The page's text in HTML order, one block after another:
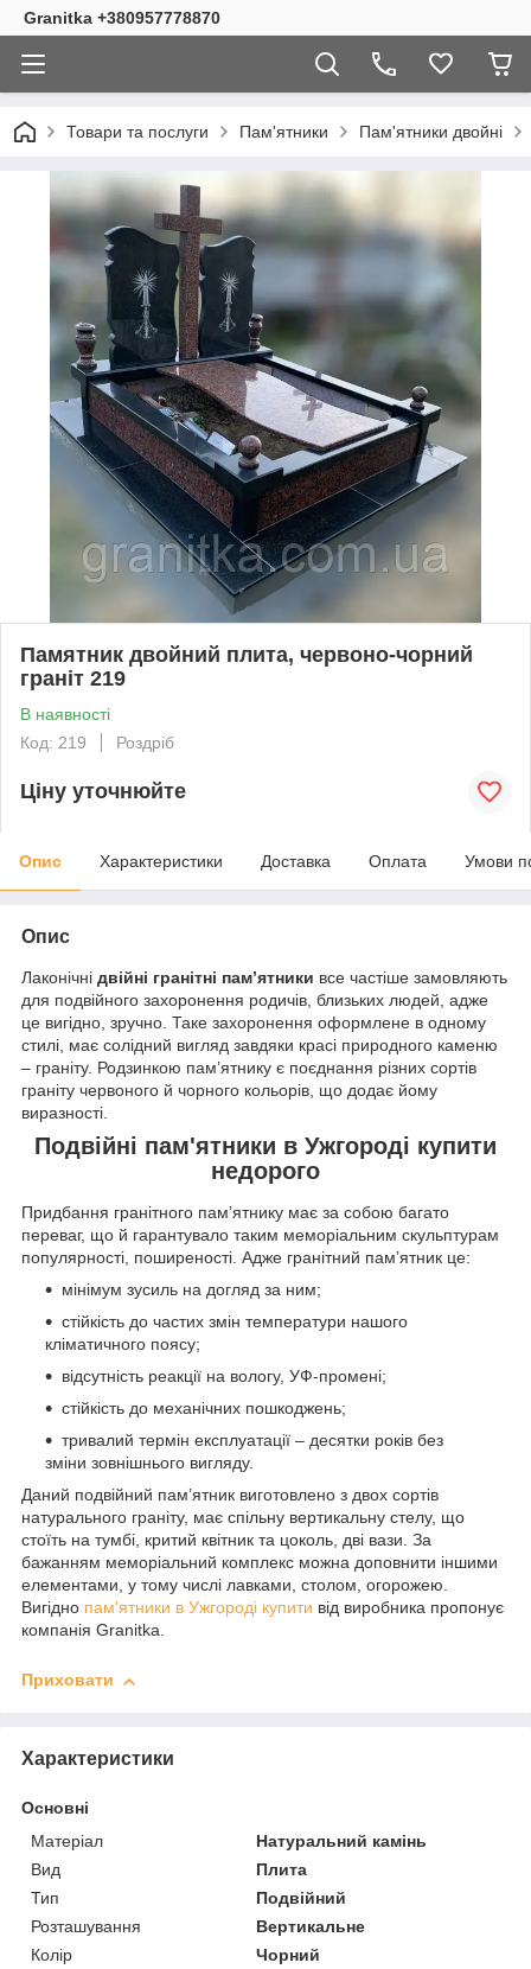
Granitka +380957778870
Товари та послуги Пам'ятники Пам'ятники двойні
Памятник двойний плита, червоно-чорний
граніт 219
В наявності
Код: 219
Роздріб
Ціну уточнюйте
Опис Характеристики Доставка Оплата Умови
Опис
Лаконічні двійні гранітні пам’ятники все частіше замовляють
для подвійного захоронення родичів, близьких людей, адже
це вигідно, зручно. Таке захоронення оформлене в одному
стилі, має солідний вигляд завдяки красі природного каменю
– граніту. Родзинкою пам’ятнику є поєднання різних сортів
граніту червоного й чорного кольорів, що додає йому
виразності.
Подвійні пам'ятники в Ужгороді купити
недорого
Придбання гранітного пам’ятнику має за собою багато
переваг, що й гарантувало таким меморіальним скульптурам
популярності, поширеності. Адже гранітний пам’ятник це:
мінімум зусиль на догляд за ним;
стійкість до частих змін температури нашого
кліматичного поясу;
відсутність реакції на вологу, УФ-промені;
стійкість до механічних пошкоджень;
тривалий термін експлуатації – десятки років без
зміни зовнішнього вигляду.
Даний подвійний пам’ятник виготовлено з двох сортів
натурального граніту, має спільну вертикальну стелу, що
стоїть на тумбі, критий квітник та цоколь, дві вази. За
бажанням меморіальний комплекс можна доповнити іншими
елементами, у тому числі лавками, столом, огорожею.
Вигідно пам'ятники в Ужгороді купити від виробника пропонує
компанія Granitka.
Приховати
Характеристики
Основні
Матеріал
Натуральний камінь
Вид
Плита
Тип
Подвійний
Розташування
Вертикальне
Колір
Чорний